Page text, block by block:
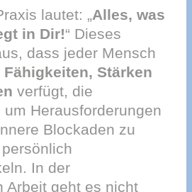
lautet: „Alles, was
in Dir!“ Dieses
dass jeder Mensch
Fähigkeiten, Stärken
verfügt, die
Herausforderungen
Blockaden zu
In der
Arbeit geht es nicht